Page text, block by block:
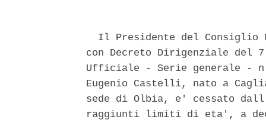
Il Presidente del Consiglio
con Decreto Dirigenziale del
Ufficiale - Serie generale -
Eugenio Castelli, nato a
sede di Olbia, e' cessato
raggiunti limiti di eta', a